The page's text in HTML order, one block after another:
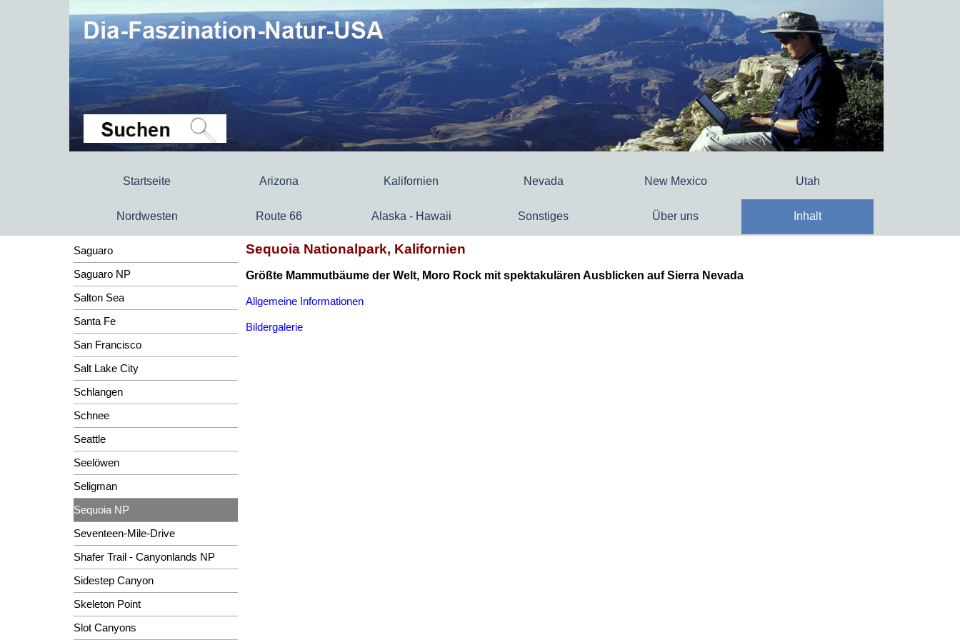
Startseite Arizona Kalifornien Nevada New Mexico Utah
Nordwesten Route 66 Alaska - Hawaii Sonstiges Über uns Inhalt
Saguaro
Saguaro NP
Salton Sea
Santa Fe
San Francisco
Salt Lake City
Schlangen
Schnee
Seattle
Seelöwen
Seligman
Sequoia NP
Seventeen-Mile-Drive
Shafer Trail - Canyonlands NP
Sidestep Canyon
Skeleton Point
Slot Canyons
Sequoia Nationalpark, Kalifornien
Größte Mammutbäume der Welt, Moro Rock mit spektakulären Ausblicken auf Sierra Nevada
Allgemeine Informationen
Bildergalerie